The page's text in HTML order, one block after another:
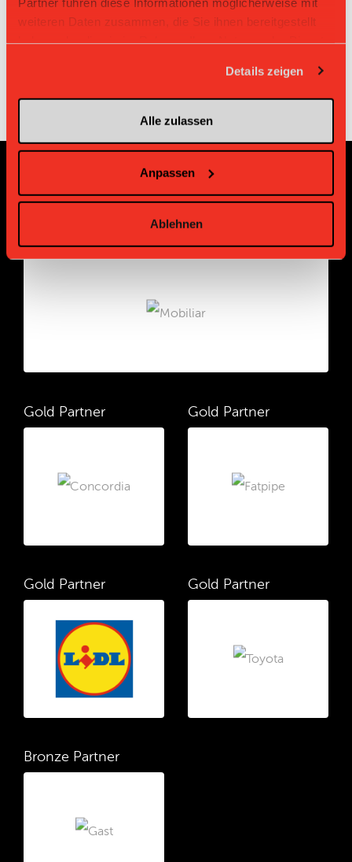
weiteren Daten zusammen, die Sie ihnen bereitgestellt
Details zeigen
Alle zulassen
Anpassen
Ablehnen
Du siehst diesen QR-Code auf deinem Mobile? ->
Sponsoren und Partner
Gold Partner Gold Partner
Gold Partner Gold Partner
Bronze Partner